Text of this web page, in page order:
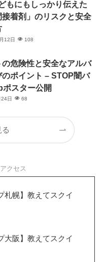
もにもしっかり伝えた
接着剤」のリスクと安全
12日 108
の危険性と安全なアルバ
のポイント – STOP闇バ
ポスター公開
日 68
る
クセス
札幌】教えてスクイ
大阪】教えてスクイ